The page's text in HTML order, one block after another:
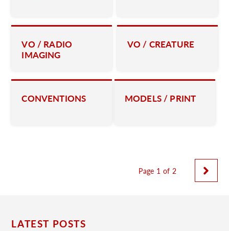
VO / RADIO
IMAGING
VO / CREATURE
CONVENTIONS MODELS / PRINT
Page 1 of 2
LATEST POSTS